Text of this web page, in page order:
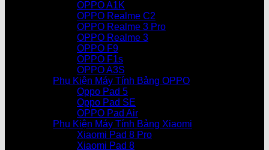
OPPO A1K
OPPO Realme C2
OPPO Realme 3 Pro
OPPO Realme 3
OPPO F9
OPPO F1s
OPPO A3S
Phụ Kiện Máy Tính Bảng OPPO
Oppo Pad 5
Oppo Pad SE
OPPO Pad Air
Phụ Kiện Máy Tính Bảng Xiaomi
Xiaomi Pad 8 Pro
Xiaomi Pad 8